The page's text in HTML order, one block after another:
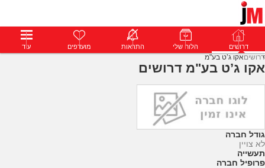
דרושים פרופילים הודעות פרימיום דרושים הלוח שלי התראות מועדפים עוד
דרושיםאקו ג’ט בע"מ
אקו ג’ט בע"מ דרושים
גודל חברה
לא צויין
תעשייה
פרופיל חברה